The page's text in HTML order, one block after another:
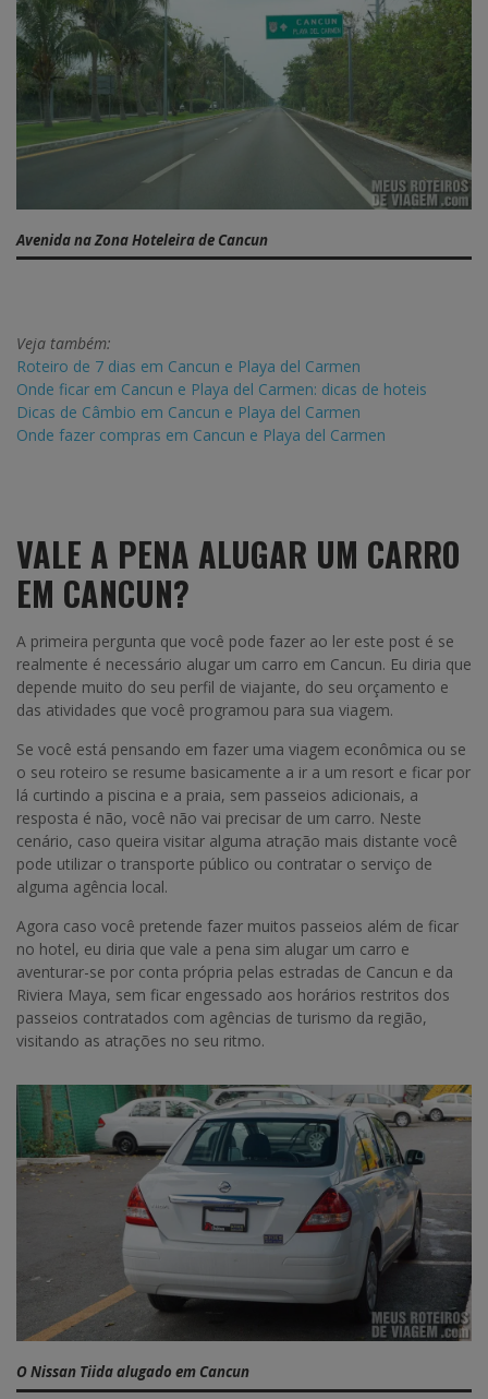
Avenida na Zona Hoteleira de Cancun
Veja também:
Roteiro de 7 dias em Cancun e Playa del Carmen
Onde ficar em Cancun e Playa del Carmen: dicas de hoteis
Dicas de Câmbio em Cancun e Playa del Carmen
Onde fazer compras em Cancun e Playa del Carmen
VALE A PENA ALUGAR UM CARRO
EM CANCUN?
A primeira pergunta que você pode fazer ao ler este post é se
realmente é necessário alugar um carro em Cancun. Eu diria que
depende muito do seu perfil de viajante, do seu orçamento e
das atividades que você programou para sua viagem.
Se você está pensando em fazer uma viagem econômica ou se
o seu roteiro se resume basicamente a ir a um resort e ficar por
lá curtindo a piscina e a praia, sem passeios adicionais, a
resposta é não, você não vai precisar de um carro. Neste
cenário, caso queira visitar alguma atração mais distante você
pode utilizar o transporte público ou contratar o serviço de
alguma agência local.
Agora caso você pretende fazer muitos passeios além de ficar
no hotel, eu diria que vale a pena sim alugar um carro e
aventurar-se por conta própria pelas estradas de Cancun e da
Riviera Maya, sem ficar engessado aos horários restritos dos
passeios contratados com agências de turismo da região,
visitando as atrações no seu ritmo.
O Nissan Tiida alugado em Cancun